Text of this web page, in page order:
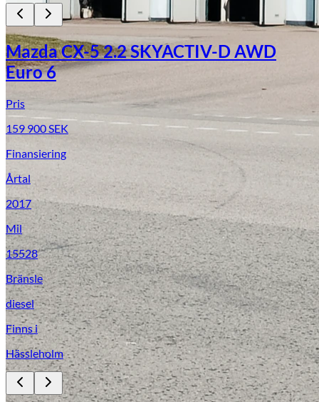
Laga stenskott
Mazda CX-5 2.2 SKYACTIV-D AWD
Euro 6
Pris
159 900 SEK
Finansiering
Årtal
2017
Mil
15528
Bränsle
diesel
Finns i
Hässleholm